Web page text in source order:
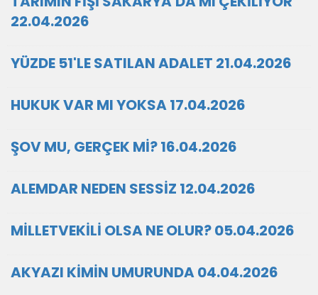
22.04.2026
YÜZDE 51'LE SATILAN ADALET 21.04.2026
HUKUK VAR MI YOKSA 17.04.2026
ŞOV MU, GERÇEK Mİ? 16.04.2026
ALEMDAR NEDEN SESSİZ 12.04.2026
MİLLETVEKİLİ OLSA NE OLUR? 05.04.2026
AKYAZI KİMİN UMURUNDA 04.04.2026